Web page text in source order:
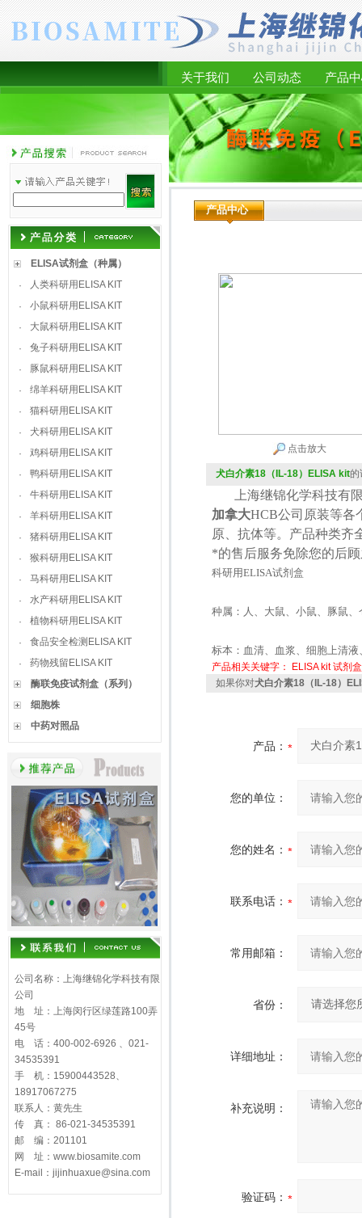
关于我们 公司动态 产品
ELISA试剂盒（种属）
·
人类科研用ELISA KIT
·
小鼠科研用ELISA KIT
·
大鼠科研用ELISA KIT
·
兔子科研用ELISA KIT
·
豚鼠科研用ELISA KIT
·
绵羊科研用ELISA KIT
·
猫科研用ELISA KIT
·
犬科研用ELISA KIT
·
鸡科研用ELISA KIT
·
鸭科研用ELISA KIT
·
牛科研用ELISA KIT
·
羊科研用ELISA KIT
·
猪科研用ELISA KIT
·
猴科研用ELISA KIT
·
马科研用ELISA KIT
·
水产科研用ELISA KIT
·
植物科研用ELISA KIT
·
食品安全检测ELISA KIT
·
药物残留ELISA KIT
酶联免疫试剂盒（系列）
细胞株
中药对照品
公司名称：上海继锦化学科技有限
公司
地 址：上海闵行区绿莲路100弄
45号
电 话：400-002-6926 、021-
34535391
手 机：15900443528、
18917067275
联系人：黄先生
传 真： 86-021-34535391
邮 编：201101
网 址：www.biosamite.com
E-mail：jijinhuaxue@sina.com
产品中心
点击放大
犬白介素18（IL-18）ELISA kit的
上海继锦化学科技有限
加拿大HCB公司原装等各
原、抗体等。产品种类齐
*的售后服务免除您的后
科研用ELISA试剂盒
种属：人、大鼠、小鼠、豚鼠
标本：血清、血浆、细胞上清
产品相关关键字： ELISA kit 试剂盒
如果你对犬白介素18（IL-18）
产品：
您的单位：
您的姓名：
联系电话：
常用邮箱：
省份：
详细地址：
补充说明：
验证码：